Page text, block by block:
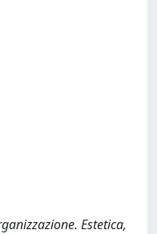
Estetica,